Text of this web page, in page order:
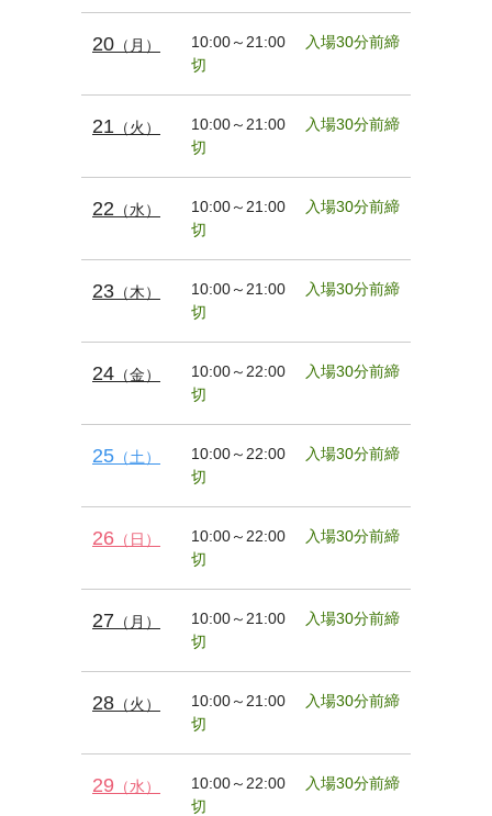
20 （月） 10:00～21:00 入場30分前締
切
21 （火） 10:00～21:00 入場30分前締
切
22 （水） 10:00～21:00 入場30分前締
切
23 （木） 10:00～21:00 入場30分前締
切
24 （金） 10:00～22:00 入場30分前締
切
25 （土） 10:00～22:00 入場30分前締
切
26 （日） 10:00～22:00 入場30分前締
切
27 （月） 10:00～21:00 入場30分前締
切
28 （火） 10:00～21:00 入場30分前締
切
29 （水） 10:00～22:00 入場30分前締
切